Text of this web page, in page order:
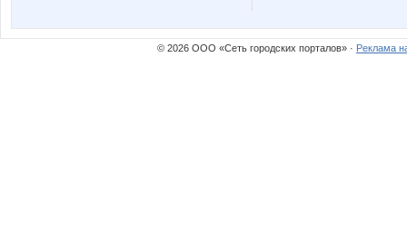
© 2026 ООО «Сеть городских порталов» · Реклама